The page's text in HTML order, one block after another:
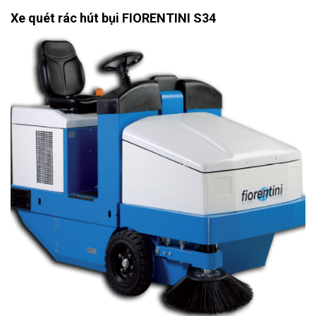
Xe quét rác hút bụi FIORENTINI S34